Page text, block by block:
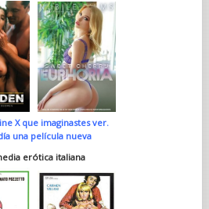
X que imaginastes ver.
una película nueva
erótica italiana